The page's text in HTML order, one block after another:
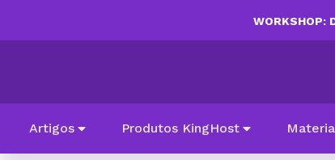
WORKSHOP:
Artigos Produtos KingHost